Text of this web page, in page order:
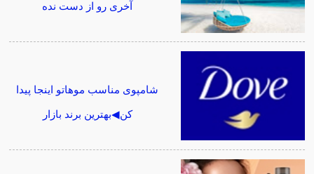
آخری رو از دست نده
شامپوی مناسب موهاتو اینجا پیدا
کن◀بهترین برند بازار